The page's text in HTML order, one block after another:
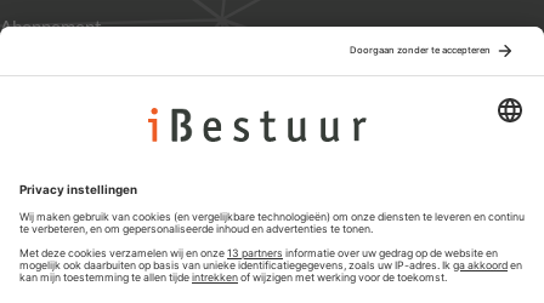
Abonnement
Privacyinstellingen